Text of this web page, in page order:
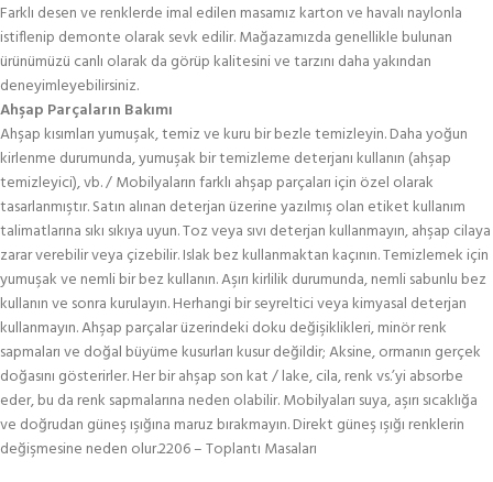
Farklı desen ve renklerde imal edilen masamız karton ve havalı naylonla
istiflenip demonte olarak sevk edilir. Mağazamızda genellikle bulunan
ürünümüzü canlı olarak da görüp kalitesini ve tarzını daha yakından
deneyimleyebilirsiniz.
Ahşap Parçaların Bakımı
Ahşap kısımları yumuşak, temiz ve kuru bir bezle temizleyin. Daha yoğun
kirlenme durumunda, yumuşak bir temizleme deterjanı kullanın (ahşap
temizleyici), vb. / Mobilyaların farklı ahşap parçaları için özel olarak
tasarlanmıştır. Satın alınan deterjan üzerine yazılmış olan etiket kullanım
talimatlarına sıkı sıkıya uyun. Toz veya sıvı deterjan kullanmayın, ahşap cilaya
zarar verebilir veya çizebilir. Islak bez kullanmaktan kaçının. Temizlemek için
yumuşak ve nemli bir bez kullanın. Aşırı kirlilik durumunda, nemli sabunlu bez
kullanın ve sonra kurulayın. Herhangi bir seyreltici veya kimyasal deterjan
kullanmayın. Ahşap parçalar üzerindeki doku değişiklikleri, minör renk
sapmaları ve doğal büyüme kusurları kusur değildir; Aksine, ormanın gerçek
doğasını gösterirler. Her bir ahşap son kat / lake, cila, renk vs.’yi absorbe
eder, bu da renk sapmalarına neden olabilir. Mobilyaları suya, aşırı sıcaklığa
ve doğrudan güneş ışığına maruz bırakmayın. Direkt güneş ışığı renklerin
değişmesine neden olur.2206 – Toplantı Masaları